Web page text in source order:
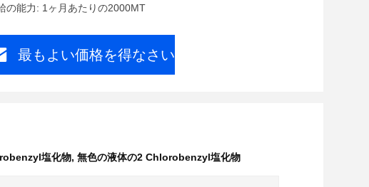
の能力: 1ヶ月あたりの2000MT
最もよい価格を得なさい
塩化物, 無色の液体の2 Chlorobenzyl塩化物